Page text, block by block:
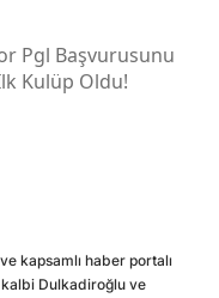
Pgl Başvurusunu
Kulüp Oldu!
kapsamlı haber portalı
kalbi Dulkadiroğlu ve